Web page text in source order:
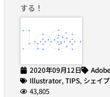
する！
2020年09月12日
Illustrator, TIPS, シェイプ
43,805